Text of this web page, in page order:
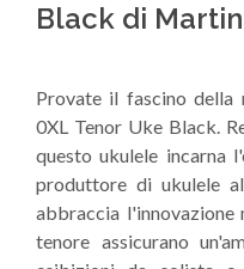
Black di
Provate il fascino
0XL Tenor Uke Black.
questo ukulele incarna
produttore di ukulele
abbraccia l'innovazione
tenore assicurano